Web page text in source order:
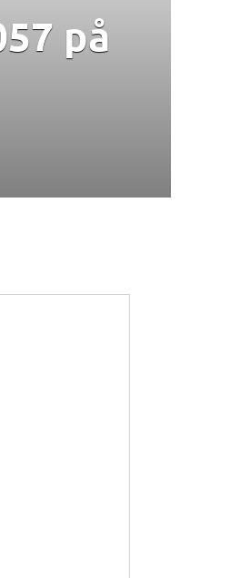
på